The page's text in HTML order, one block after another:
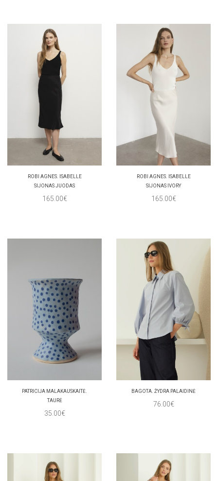
ROBI AGNES. ISABELLE
SIJONAS JUODAS
165.00€
ROBI AGNES. ISABELLE
SIJONAS IVORY
165.00€
PATRICIJA MALAKAUSKAITĖ.
TAURĖ
35.00€
BAGOTA. ŽYDRA PALAIDINĖ
76.00€